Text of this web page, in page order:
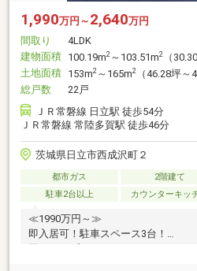
1,990万円～ 2,640万円
間取り
4LDK
建物面積 100.19m2 ～103.51m2
（
土地面積 153m2 ～165m2
（46.28坪～
総戸数
22戸
ＪＲ常磐線 日立駅 徒歩54分
ＪＲ常磐線 常陸多賀駅 徒歩46分
茨城県日立市西成沢町２
都市ガス 2階建て
駐車2台以上
カウンターキッ
≪1990万円～≫
即入居可！駐車スペース3台！